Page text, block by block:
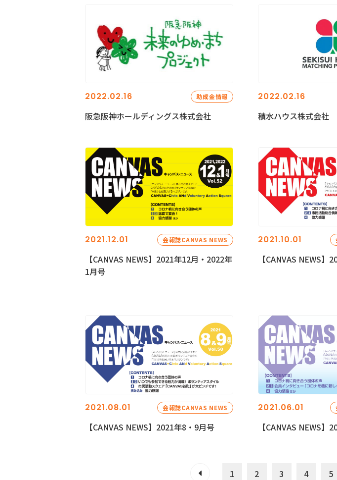
2022.02.16 助成金情報
阪急阪神ホールディングス株式会社
2022.02.16
積水ハウス株式会社
2021.12.01 会報誌CANVAS NEWS
【CANVAS NEWS】2021年12月・2022年
1月号
2021.10.01
【CANVAS NEWS】
2021.08.01 会報誌CANVAS NEWS
【CANVAS NEWS】2021年8・9月号
2021.06.01
【CANVAS NEWS】
1 2 3 4 5